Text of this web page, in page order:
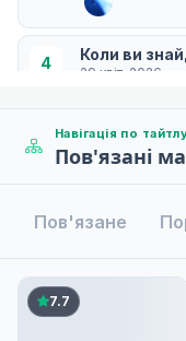
4 Коли ви
29 квіт. 2026
Життя Того,
Навігація по
Пов'язані
Пов'язане
7.7